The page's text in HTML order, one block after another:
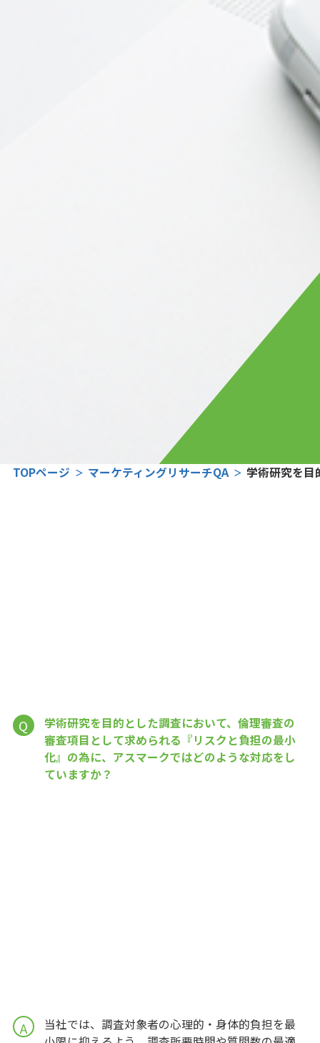
TOPページ マーケティングリサーチQA 学術研究を目
Q
学術研究を目的とした調査において、倫理審査の
審査項目として求められる『リスクと負担の最小
化』の為に、アスマークではどのような対応をし
ていますか？
A
当社では、調査対象者の心理的・身体的負担を最